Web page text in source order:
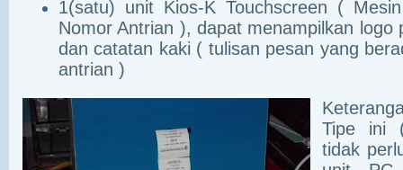
1(satu) unit Kios-K Touchscreen (
Nomor Antrian ), dapat menampilkan logo
dan catatan kaki ( tulisan pesan yang
antrian )
Tipe ini
tidak